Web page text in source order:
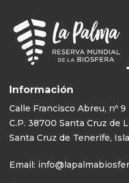
Información
Calle Francisco Abreu, nº 9
C.P. 38700 Santa Cruz de
Santa Cruz de Tenerife,
Email: